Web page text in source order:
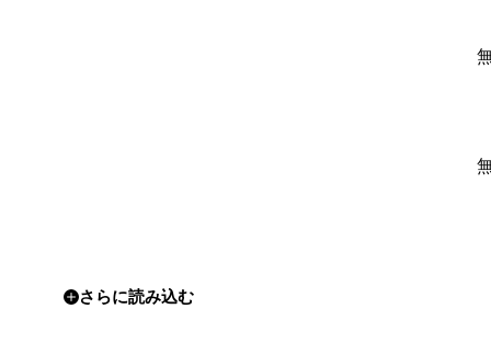
さらに読み込む